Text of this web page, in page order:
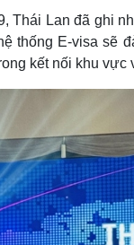
Thái Lan đã ghi
thống E-visa sẽ
kết nối khu